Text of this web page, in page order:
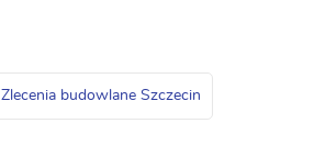
Zlecenia budowlane Szczecin